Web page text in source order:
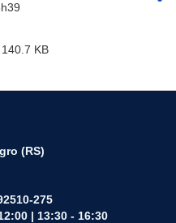
KB
(RS)
275
| 13:30 - 16:30